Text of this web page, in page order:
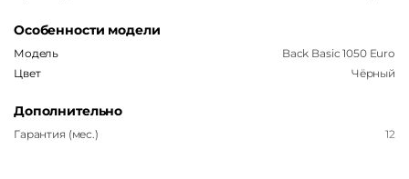
Особенности модели
Модель
Back Basic 1050 Euro
Цвет
Чёрный
Дополнительно
Гарантия (мес.) 12